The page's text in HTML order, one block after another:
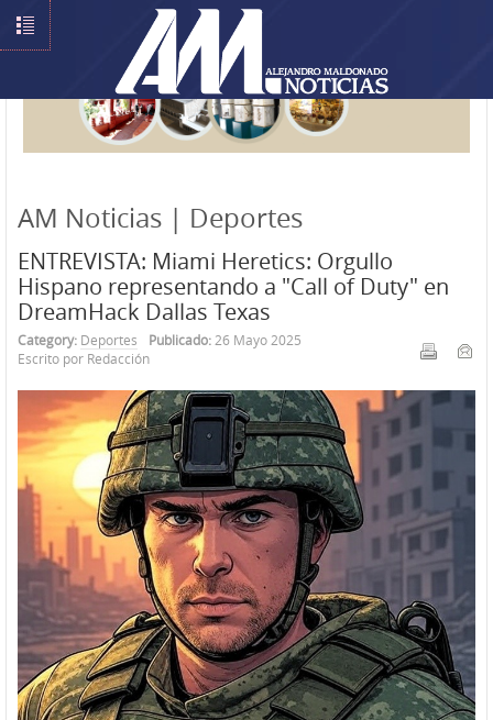
AM Noticias | Deportes
ENTREVISTA: Miami Heretics: Orgullo
Hispano representando a "Call of Duty" en
DreamHack Dallas Texas
Category: Deportes Publicado: 26 Mayo 2025
Escrito por Redacción